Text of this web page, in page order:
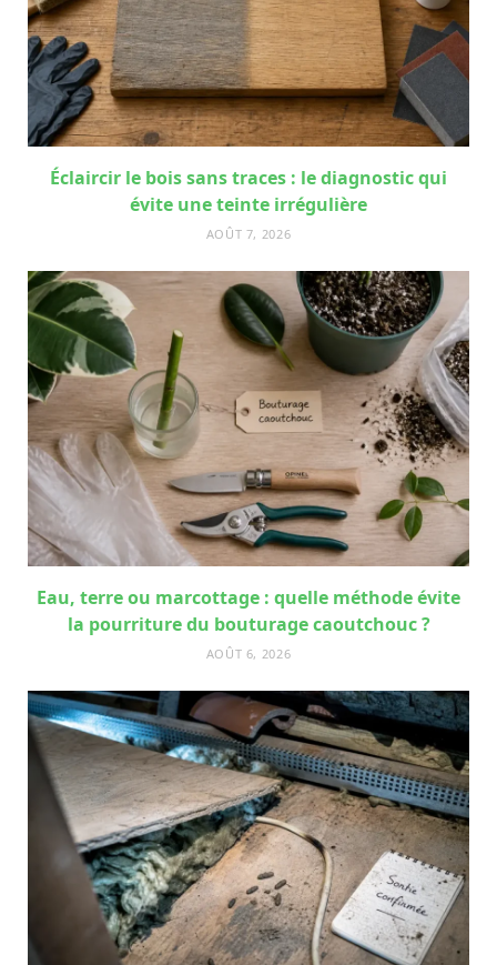
Éclaircir le bois sans traces : le diagnostic qui
évite une teinte irrégulière
AOÛT 7, 2026
Eau, terre ou marcottage : quelle méthode évite
la pourriture du bouturage caoutchouc ?
AOÛT 6, 2026